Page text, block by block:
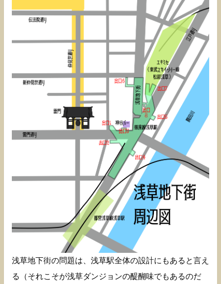
浅草地下街の問題は、浅草駅全体の設計にもあると言え
る（それこそが浅草ダンジョンの醍醐味でもあるのだ